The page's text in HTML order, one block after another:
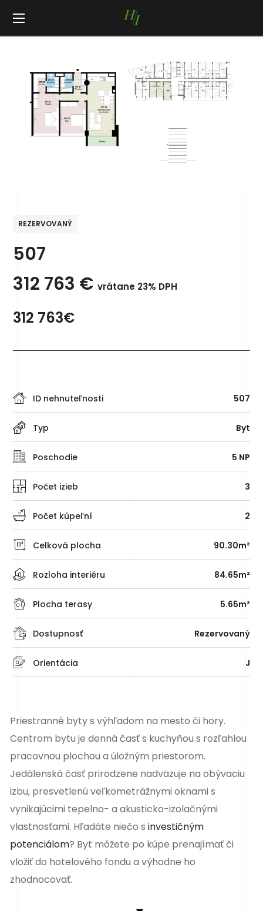
REZERVOVANÝ
507
312 763 €vrátane 23% DPH
312 763€
ID nehnuteľnosti 507
Rozloha interiéru 84.65m²
Poschodie 5 NP
Počet kúpeľní 2
Celková plocha 90.30m²
Počet izieb 3
Dostupnosť Rezervovaný
Orientácia J
Typ Byt
Plocha terasy 5.65m²
Priestranné bytys výhľadom na mesto či hory.
Centrom bytu je denná časť s kuchyňou s rozľahlou
pracovnou plochou a úložným priestorom.
Jedálenská časť prirodzene nadväzuje na obývaciu
izbu, presvetlenú veľkometrážnymi oknami s
vynikajúcimi tepelno- a akusticko-izolačnými
vlastnosťami. Hľadáte niečo s investičným
potenciálom? Byt môžete po kúpe prenajímať či
vložiť do hotelového fondu a výhodne ho
zhodnocovať.